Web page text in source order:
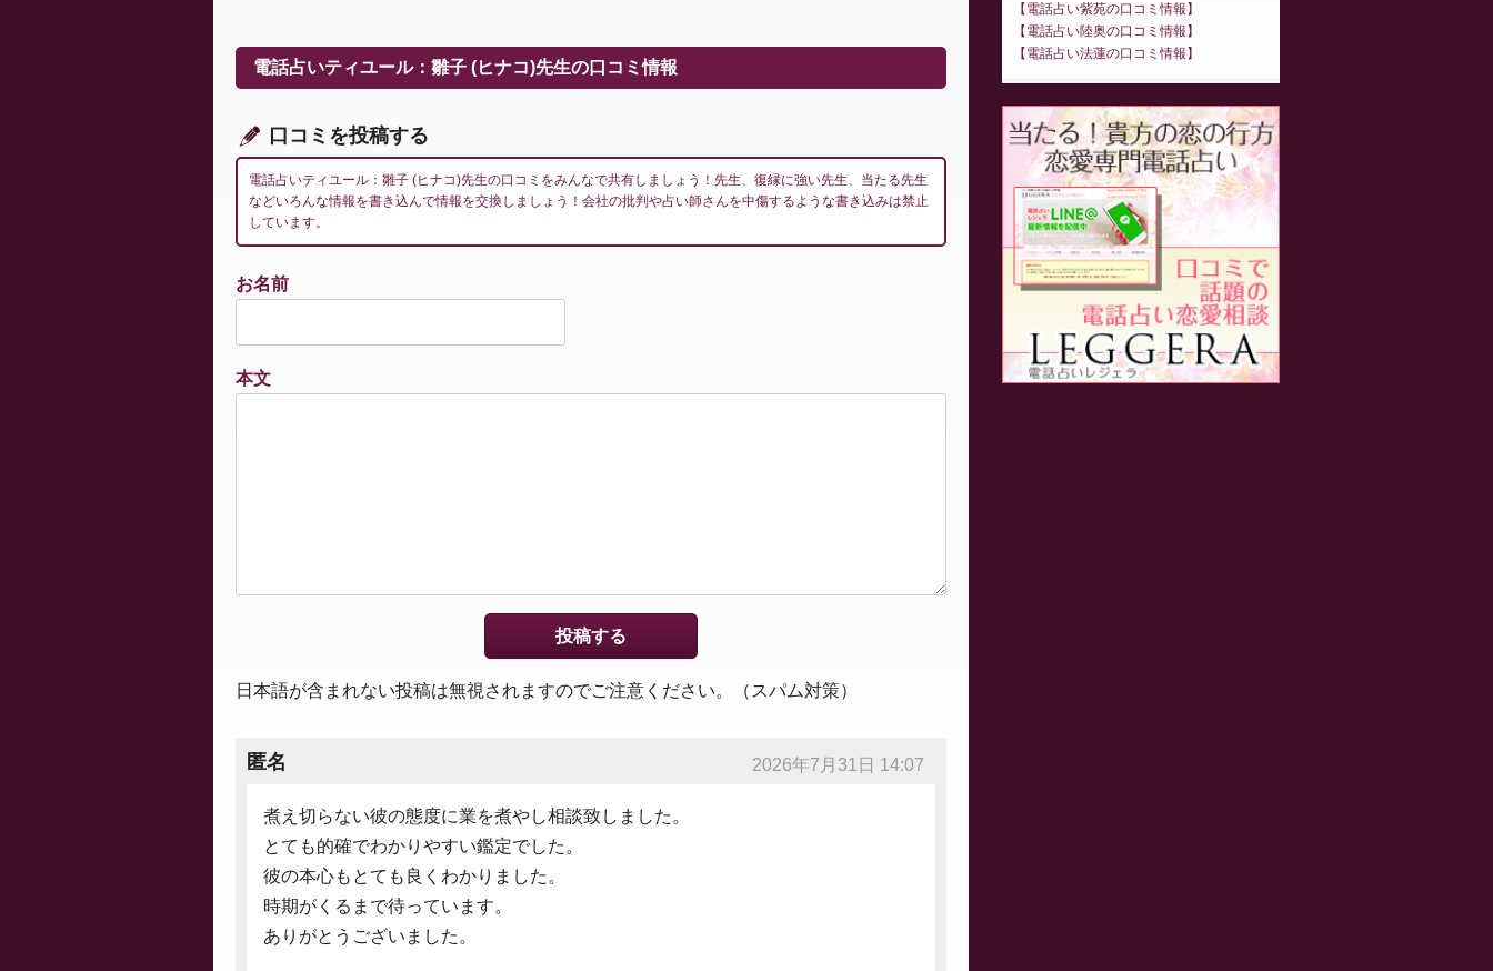
ー
シ
ン
電話占いティユール：雛子 (ヒナコ)先生の口コミ情報
口コミを投稿する
電話占いティユール：雛子 (ヒナコ)先生の口コミをみんなで共有しましょう！先生、復縁に強い先生、当たる先生
などいろんな情報を書き込んで情報を交換しましょう！会社の批判や占い師さんを中傷するような書き込みは禁止
しています。
お名前
本文
日本語が含まれない投稿は無視されますのでご注意ください。（スパム対策）
匿名 2026年7月31日 14:07
煮え切らない彼の態度に業を煮やし相談致しました。
とても的確でわかりやすい鑑定でした。
彼の本心もとても良くわかりました。
時期がくるまで待っています。
ありがとうございました。
電話占い紫苑の口コミ情報
電話占い陸奥の口コミ情報
電話占い法蓮の口コミ情報